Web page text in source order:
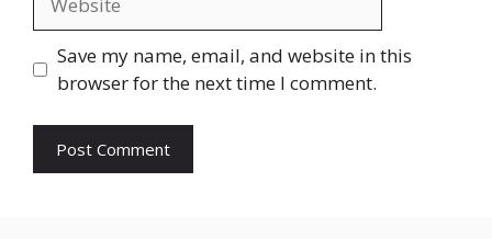
Save my name, email, and website in this
browser for the next time I comment.